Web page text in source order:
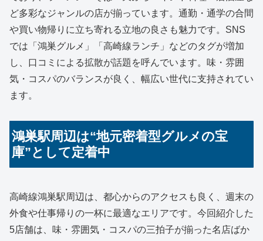
ど多彩なジャンルの店が揃っています。通勤・通学の合間
や買い物帰りに立ち寄れる立地の良さも魅力です。SNS
では「鴻巣グルメ」「高崎線ランチ」などのタグが増加
し、口コミによる拡散が話題を呼んでいます。味・雰囲
気・コスパのバランスが良く、幅広い世代に支持されてい
ます。
鴻巣駅周辺は“地元密着型グルメの宝
庫”として定着中
高崎線鴻巣駅周辺は、都心からのアクセスも良く、週末の
外食や仕事帰りの一杯に最適なエリアです。今回紹介した
5店舗は、味・雰囲気・コスパの三拍子が揃った名店ばか